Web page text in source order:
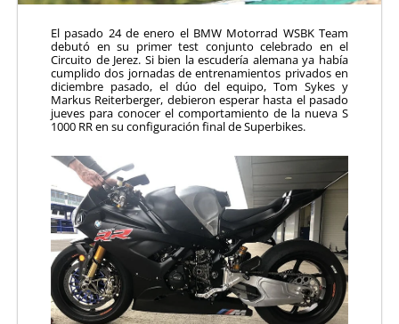
El pasado 24 de enero el BMW Motorrad WSBK Team
debutó en su primer test conjunto celebrado en el
Circuito de Jerez. Si bien la escudería alemana ya había
cumplido dos jornadas de entrenamientos privados en
diciembre pasado, el dúo del equipo, Tom Sykes y
Markus Reiterberger, debieron esperar hasta el pasado
jueves para conocer el comportamiento de la nueva S
1000 RR en su configuración final de Superbikes.